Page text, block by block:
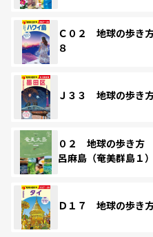
Ｃ０２ 地球の歩き
８
Ｊ３３ 地球の歩き
０２ 地球の歩き
呂麻島（奄美群島１
Ｄ１７ 地球の歩き